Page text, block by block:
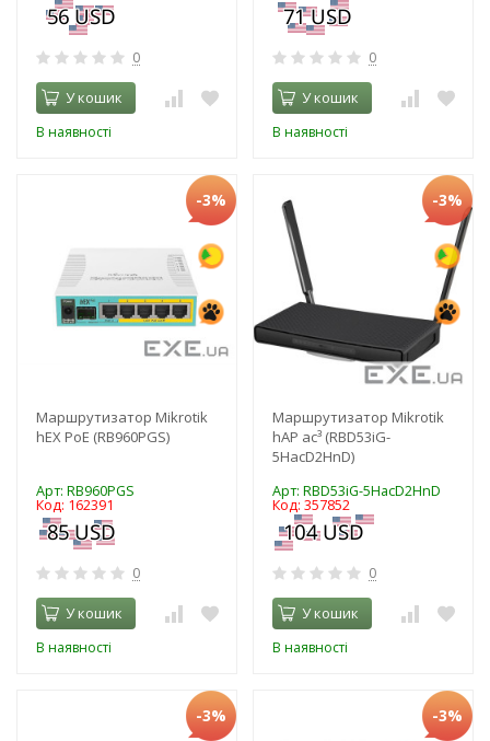
0
У кошик
В наявності
0
У кошик
В наявності
-3%
Маршрутизатор Mikrotik
hEX PoE (RB960PGS)
Арт: RB960PGS
Код: 162391
0
У кошик
В наявності
-3%
Маршрутизатор Mikrotik
hAP ac³ (RBD53iG-
5HacD2HnD)
Арт: RBD53iG-5HacD2HnD
Код: 357852
0
У кошик
В наявності
-3% -3%